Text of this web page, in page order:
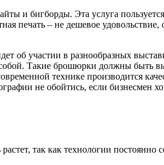
и бигборды. Эта услуга
– не дешевое удовольствие,
об участии в разнообразных
Такие брошюрки должны быть
технике производится
не обойтись, если бизнесмен
так как технологии постоянно